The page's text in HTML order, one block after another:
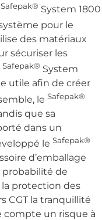
Safepak® System 1800
pour le
des matériaux
sécuriser les
Safepak® System
utile afin de créer
le Safepak®
que sa
dans un
le Safepak®
d’emballage
probabilité de
protection des
CGT la tranquillité
compte un risque à